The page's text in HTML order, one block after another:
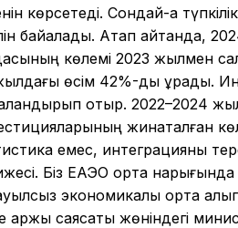
көрсетеді. Сондай-ақ
байқалады. Атап айтқанда,
көлемі 2023 жылмен
өсім 42%-ды құрады.
отыр. 2022–2024
жинақталған
емес, интеграцияны
Біз ЕАЭО ортақ нарығында
экономикалық орта
қаржы саясаты жөніндегі